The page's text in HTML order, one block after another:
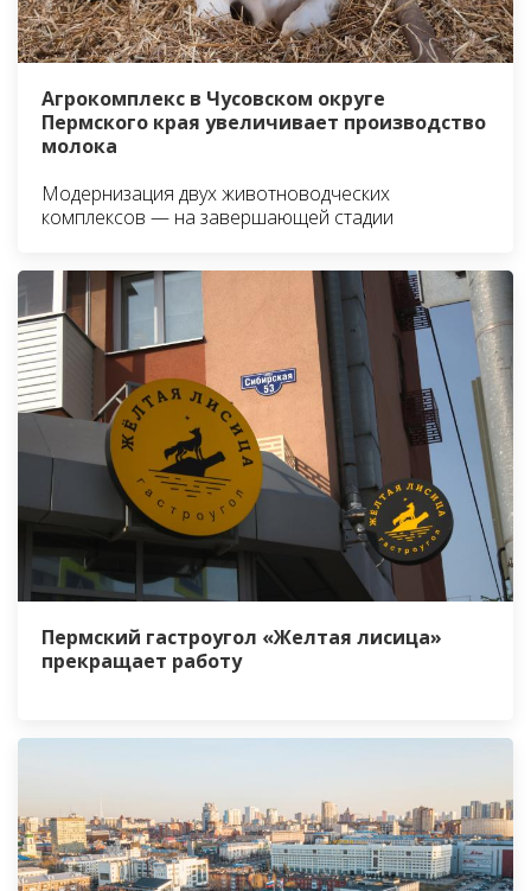
Агрокомплекс в Чусовском округе
Пермского края увеличивает производство
молока
Модернизация двух животноводческих
комплексов — на завершающей стадии
Пермский гастроугол «Желтая лисица»
прекращает работу